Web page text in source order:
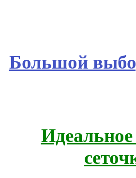
Большой